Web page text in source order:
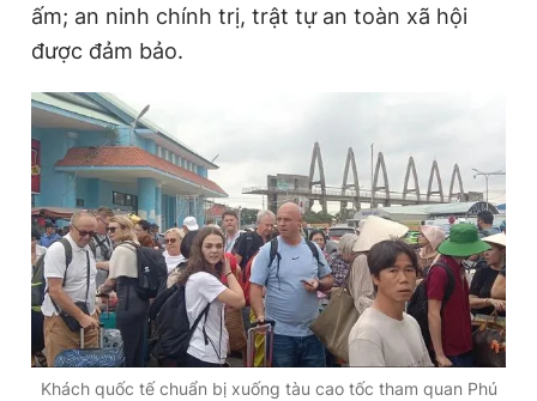
ấm; an ninh chính trị, trật tự an toàn xã hội
được đảm bảo.
Khách quốc tế chuẩn bị xuống tàu cao tốc tham quan Phú